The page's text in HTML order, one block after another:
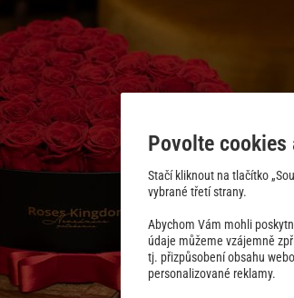
Povolte cookies
Stačí kliknout na tlačítko
vybrané třetí strany.
Abychom Vám mohli
údaje můžeme vzájemně
tj. přizpůsobení obsahu
personalizované reklamy.